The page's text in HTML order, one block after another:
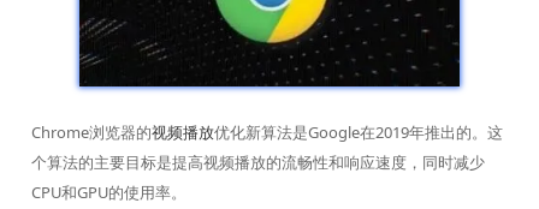
Chrome浏览器的视频播放优化新算法是Google在2019年推出的。这
个算法的主要目标是提高视频播放的流畅性和响应速度，同时减少
CPU和GPU的使用率。